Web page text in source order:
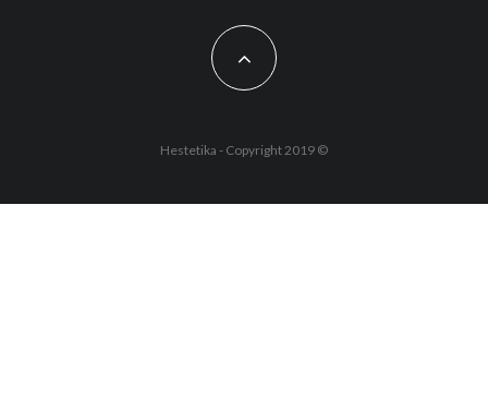
Hestetika - Copyright 2019 ©